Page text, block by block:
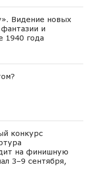
Видение новых
и
1940 года
конкурс
на финишную
3–9 сентября,